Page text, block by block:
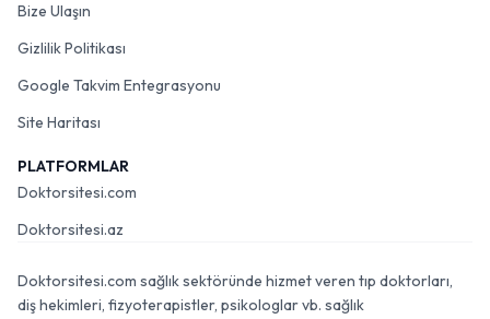
Bize Ulaşın
Gizlilik Politikası
Google Takvim Entegrasyonu
Site Haritası
PLATFORMLAR
Doktorsitesi.com
Doktorsitesi.az
Doktorsitesi.com sağlık sektöründe hizmet veren tıp doktorları,
diş hekimleri, fizyoterapistler, psikologlar vb. sağlık